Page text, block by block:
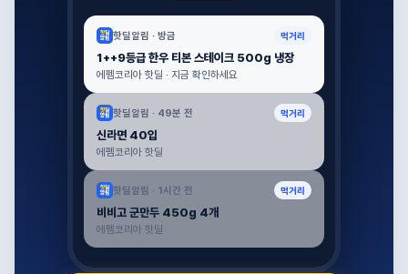
핫딜알림 · 방금 먹거리
1++9등급 한우 티본 스테이크 500g 냉장
에펨코리아 핫딜 · 지금 확인하세요
핫딜알림 · 49분 전 먹거리
신라면 40입
에펨코리아 핫딜
핫딜알림 · 1시간 전 먹거리
비비고 군만두 450g 4개
에펨코리아 핫딜